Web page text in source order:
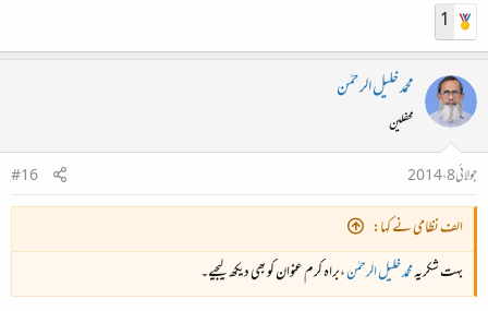
1
محمد خلیل الرحمٰن
محفلین
جولائی 8، 2014
#16
الف نظامی نے کہا:
بہت شکریہمحمد خلیل الرحمٰن،براہ کرم عنوان کو بھی دیکھ لیجیے۔